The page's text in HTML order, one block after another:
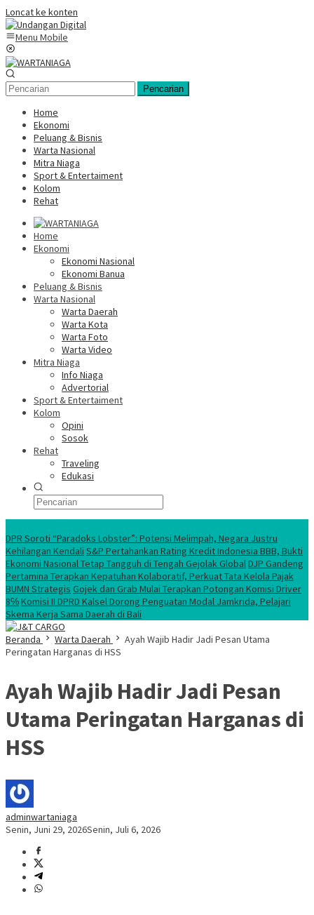
Loncat ke konten
Menu Mobile
Pencarian
Home
Ekonomi
Peluang & Bisnis
Warta Nasional
Mitra Niaga
Sport & Entertaiment
Kolom
Rehat
Home
Ekonomi
Ekonomi Nasional
Ekonomi Banua
Peluang & Bisnis
Warta Nasional
Warta Daerah
Warta Kota
Warta Foto
Warta Video
Mitra Niaga
Info Niaga
Advertorial
Sport & Entertaiment
Kolom
Opini
Sosok
Rehat
Traveling
Edukasi
DPR Soroti “Paradoks Lobster”: Potensi Melimpah, Negara Justru
Kehilangan Kendali S&P Pertahankan Rating Kredit Indonesia BBB, Bukti
Ekonomi Nasional Tetap Tangguh di Tengah Gejolak GlobalDJP Gandeng
Pertamina Terapkan Kepatuhan Kolaboratif, Perkuat Tata Kelola Pajak
BUMN Strategis Gojek dan Grab Mulai Terapkan Potongan Komisi Driver
8℅Komisi II DPRD Kalsel Dorong Penguatan Modal Jamkrida, Pelajari
Skema Kerja Sama Daerah di Bali
Beranda
Warta Daerah
Ayah Wajib Hadir Jadi Pesan Utama
Peringatan Harganas di HSS
Ayah Wajib Hadir Jadi Pesan
Utama Peringatan Harganas di
HSS
adminwartaniaga
Senin, Juni 29, 2026Senin, Juli 6, 2026